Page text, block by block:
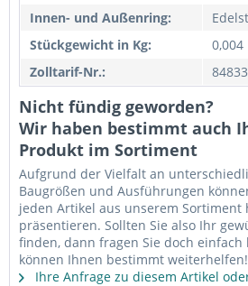
Innen- und Außenring:
Stückgewicht in Kg:
0,004
Zolltarif-Nr.:
Nicht fündig geworden?
Wir haben bestimmt auch
Produkt im Sortiment
Aufgrund der Vielfalt an
Baugrößen und Ausführungen
jeden Artikel aus unserem Sortiment
präsentieren. Sollten Sie also Ihr
finden, dann fragen Sie doch
können Ihnen bestimmt weiterhelfen!
Ihre Anfrage zu diesem Artikel